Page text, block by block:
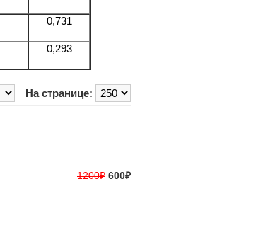
0,731
0,293
На странице:
1200₽ 600₽